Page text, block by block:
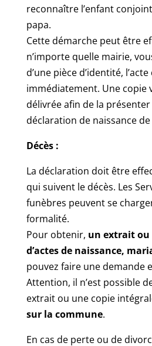
reconnaître l’enfant
papa.
Cette démarche peut être
n’importe quelle mairie,
d’une pièce d’identité,
immédiatement. Une copie
délivrée afin de la
déclaration de naissance de
Décès :
La déclaration doit être
qui suivent le décès. Les
funèbres peuvent se
formalité.
Pour obtenir, un extrait ou
d’actes de naissance,
pouvez faire une demande
Attention, il n’est possible
extrait ou une copie
sur la commune.
En cas de perte ou de